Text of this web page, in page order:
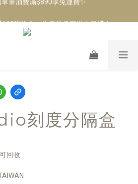
購物金，生日當月再送生日禮金✨
刻度分隔盒
回收